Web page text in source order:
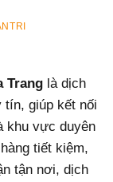
Trang là dịch
tín, giúp kết nối
khu vực duyên
tiết kiệm,
tận nơi, dịch